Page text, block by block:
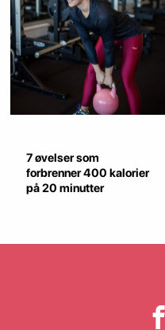
7 øvelser som
forbrenner 400 kalorier
på 20 minutter